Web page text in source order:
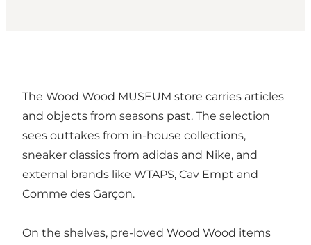
The Wood Wood MUSEUM store carries articles
and objects from seasons past. The selection
sees outtakes from in-house collections,
sneaker classics from adidas and Nike, and
external brands like WTAPS, Cav Empt and
Comme des Garçon.
On the shelves, pre-loved Wood Wood items